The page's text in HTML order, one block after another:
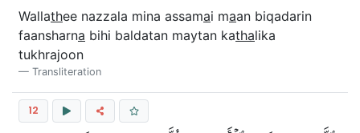
Wallathee nazzala mina assamai maan biqadarin
faansharna bihi baldatan maytan kathalika
tukhrajoon
Transliteration
12